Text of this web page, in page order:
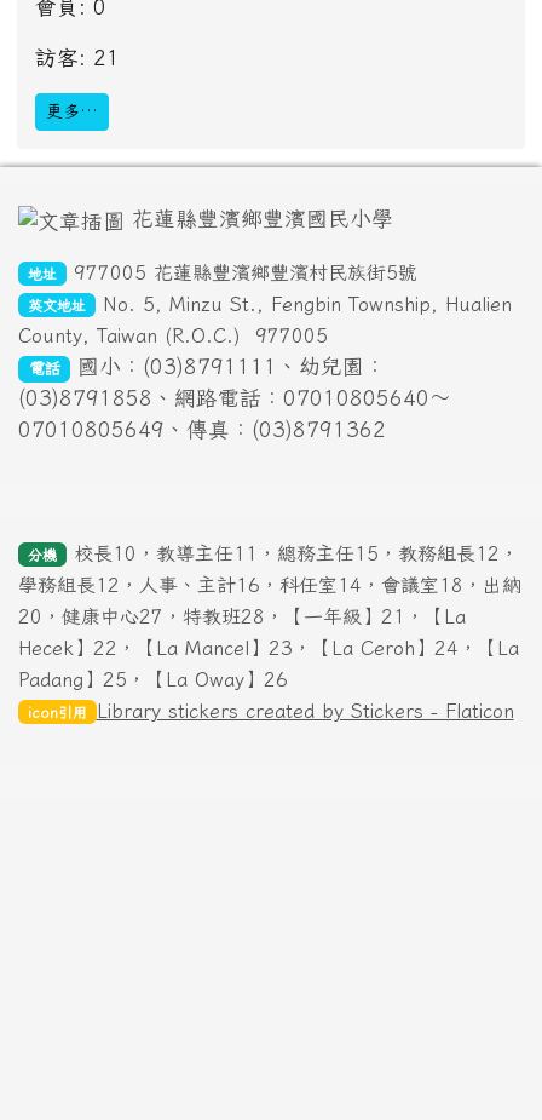
會員: 0
訪客: 21
更多…
花蓮縣豐濱鄉豐濱國民小學
地址 977005 花蓮縣豐濱鄉豐濱村民族街5號
英文地址
No. 5, Minzu St., Fengbin Township, Hualien
County, Taiwan (R.O.C.)
977005
電話
國小：(03)8791111、幼兒園：
(03)8791858、網路電話：07010805640～
07010805649、傳真：(03)8791362
分機
校長10，教導主任11，總務主任15，教務組長12，
學務組長12，人事、主計16，科任室14，會議室18，出納
20，健康中心27，特教班28，【一年級】21，【La
Hecek】22，【La Mancel】23，【La Ceroh】24，【La
Padang】25，【La Oway】26
icon引用 Library stickers created by Stickers - Flaticon